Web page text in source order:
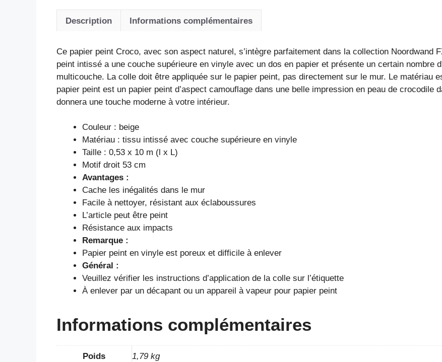
modernité
intissée
pour
votre
Description Informations complémentaires
Ce papier peint Croco, avec son aspect naturel, s’intègre parfaitement dans la collection Noordwand
peint intissé a une couche supérieure en vinyle avec un dos en papier et présente un certain nombre
multicouche. La colle doit être appliquée sur le papier peint, pas directement sur le mur. Le matériau
papier peint est un papier peint d’aspect camouflage dans une belle impression en peau de crocodile
donnera une touche moderne à votre intérieur.
Couleur : beige
Matériau : tissu intissé avec couche supérieure en vinyle
Taille : 0,53 x 10 m (l x L)
Motif droit 53 cm
Avantages :
Cache les inégalités dans le mur
Facile à nettoyer, résistant aux éclaboussures
L’article peut être peint
Résistance aux impacts
Remarque :
Papier peint en vinyle est poreux et difficile à enlever
Général :
Veuillez vérifier les instructions d’application de la colle sur l’étiquette
À enlever par un décapant ou un appareil à vapeur pour papier peint
Informations complémentaires
Poids 1,79 kg